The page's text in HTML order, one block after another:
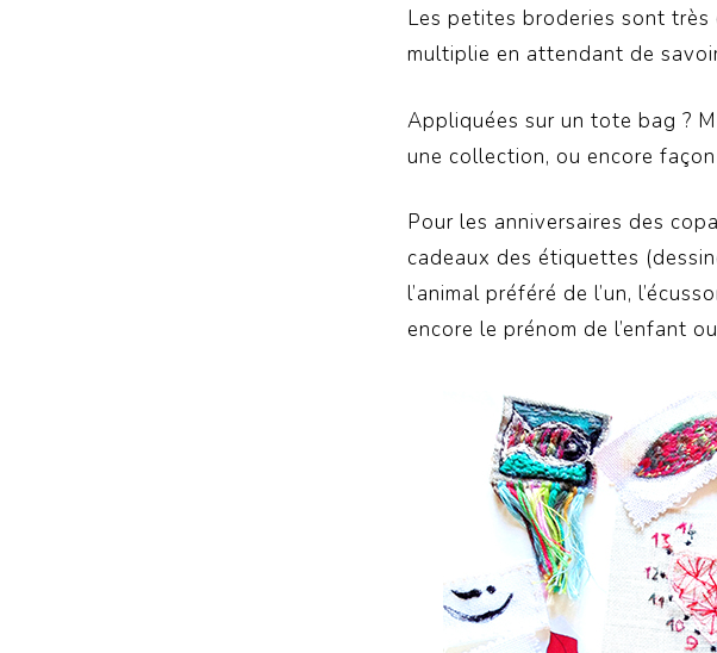
Les petites broderies sont très
multiplie en attendant de
Appliquées sur un tote bag ?
une collection, ou encore
Pour les anniversaires des
cadeaux des étiquettes
l’animal préféré de l’un,
encore le prénom de l’enfant